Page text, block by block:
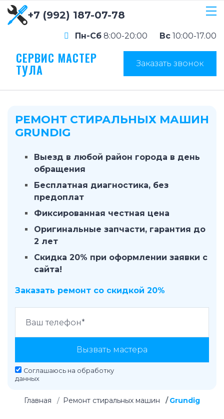
+7 (992) 187-07-78
Пн-Сб 8:00-20:00 Вс 10:00-17.00
СЕРВИС МАСТЕР
ТУЛА Заказать звонок
РЕМОНТ СТИРАЛЬНЫХ МАШИН
GRUNDIG
Выезд в любой район города в день
обращения
Бесплатная диагностика, без
предоплат
Фиксированная честная цена
Оригинальные запчасти, гарантия до
2 лет
Скидка 20% при оформлении заявки с
сайта!
Заказать ремонт со скидкой 20%
Вызвать мастера
Соглашаюсь на обработку
данных
Главная Ремонт стиральных машин Grundig